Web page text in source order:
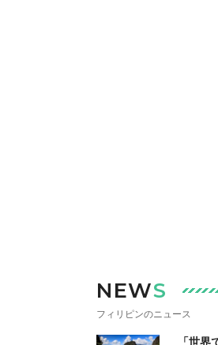
NEWS
フィリピンのニュース
「世